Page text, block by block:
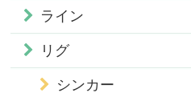
ライン
リグ
シンカー